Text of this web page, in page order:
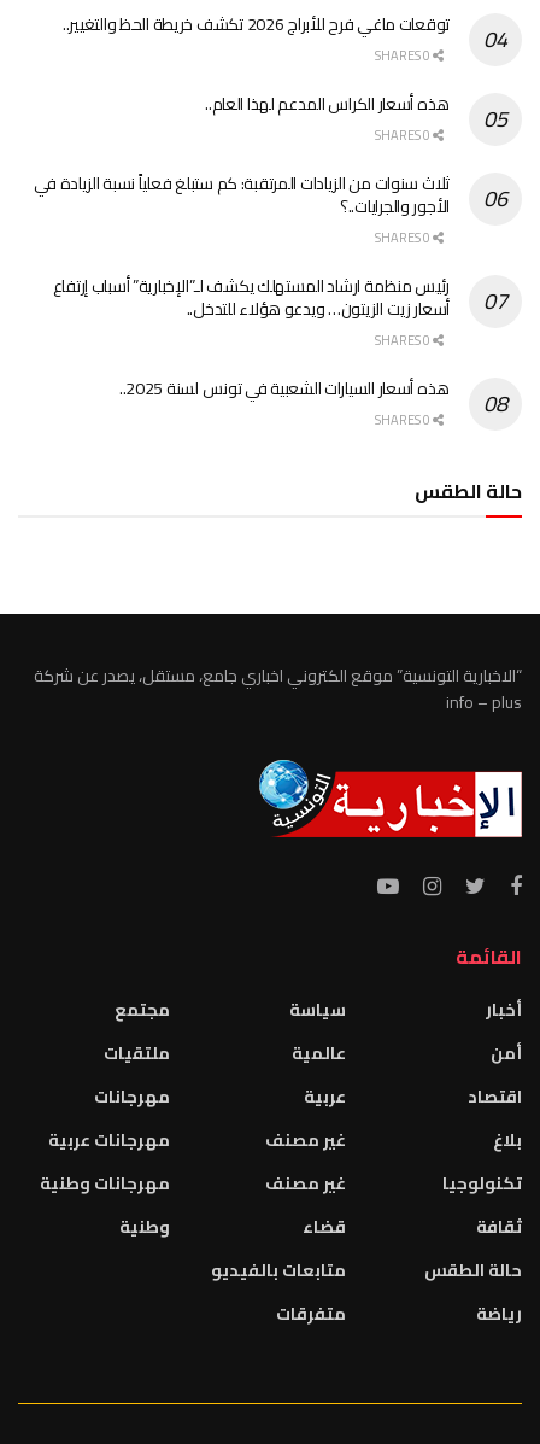
توقعات ماغي فرح للأبراج 2026 تكشف خريطة الحظ والتغيير..
هذه أسعار الكراس المدعم لهذا العام..
ثلاث سنوات من الزيادات المرتقبة: كم ستبلغ فعلياً نسبة الزيادة في
الأجور والجرايات..؟
رئيس منظمة ارشاد المستهلك يكشف لـ”الإخبارية” أسباب إرتفاع
أسعار زيت الزيتون… ويدعو هؤلاء للتدخل..
هذه أسعار السيارات الشعبية في تونس لسنة 2025..
حالة الطقس
“الاخبارية التونسية” موقع الكتروني اخباري جامع، مستقل، يصدر عن شركة
info – plus
القائمة
أخبار
أمن
اقتصاد
بلاغ
تكنولوجيا
ثقافة
حالة الطقس
رياضة
سياسة
عالمية
عربية
غير مصنف
غير مصنف
قضاء
متابعات بالفيديو
متفرقات
مجتمع
ملتقيات
مهرجانات
مهرجانات عربية
مهرجانات وطنية
وطنية